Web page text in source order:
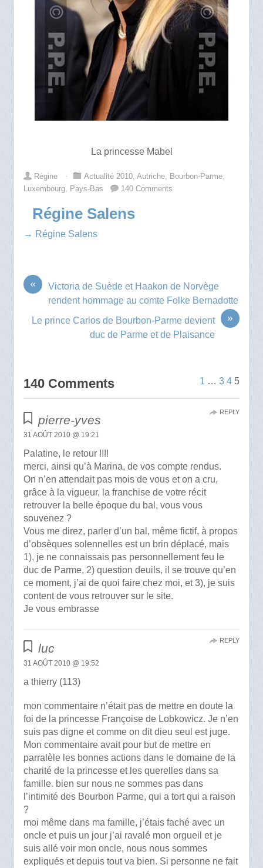
La princesse Mabel
Régine ⋅ Actualité 2010, Autriche, Bourbon-Parme,
Luxembourg, Pays-Bas 140 Comments
Régine Salens
→ Régine Salens
«
Victoria de Suède et Haakon de Norvège
rendent hommage au comte Folke Bernadotte
»
Le prince Carlos de Bourbon-Parme devient
duc de Parme et de Plaisance
140 Comments 1 … 3 4 5
pierre-yves
31 AOÛT 2010 @ 19:21
Palatine, le retour !!!!
merci, ainsi qu’à Marina, de vos compte rendus.
On n’en attendait pas mois de vous et on a cru,
grâce à la vigueur, la franchise de votre récit
retrouver la belle époque du bal, vous vous
souvenez ?
Vous me direz, parler d’un bal, même fictif, à propos
d’obsèques solennelles est un brin déplacé, mais
1), je ne connaissais pas personnellement feu le
duc de Parme, 2) question deuils, il se trouve qu’en
ce moment, j’ai de quoi faire chez moi, et 3), je suis
content de vous retrouver sur le site.
Je vous embrasse
REPLY
luc
31 AOÛT 2010 @ 19:52
a thierry (113)
mon commentaire n’était pas de mettre en doute la
foi de la princesse Françoise de Lobkowicz. Je n’en
suis pas digne et comme on dit dieu seul est juge.
Mon commentaire avait pour but de mettre en
parralèle les bonnes actions dans le domaine de la
charité de la princesse et les querelles dans sa
famille. bien sur nous ne sommes pas dans
l’intimité des Bourbon Parme, qui a tort qui a raison
?
moi même dans ma famille, j’étais faché avec un
oncle et puis un jour j’ai ravalé mon orgueil et je
suis allé voir mon oncle, nous nous sommes
expliqués et depuis tout va bien. Si personne ne fait
REPLY